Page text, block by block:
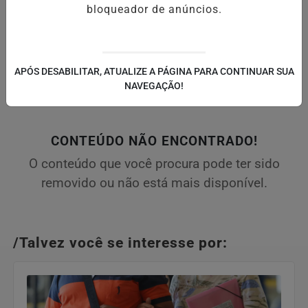
CONTEÚDO NÃO ENCONTRADO!
O conteúdo que você procura pode ter sido
removido ou não está mais disponível.
/Talvez você se interesse por:
bloqueador de anúncios.
APÓS DESABILITAR, ATUALIZE A PÁGINA PARA CONTINUAR SUA
NAVEGAÇÃO!